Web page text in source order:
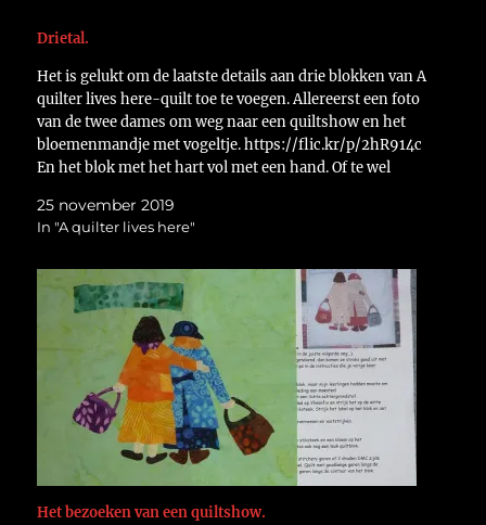
Drietal.
Het is gelukt om de laatste details aan drie blokken van A
quilter lives here-quilt toe te voegen. Allereerst een foto
van de twee dames om weg naar een quiltshow en het
bloemenmandje met vogeltje. https://flic.kr/p/2hR914c
En het blok met het hart vol met een hand. Of te wel
25 november 2019
In "A quilter lives here"
Het bezoeken van een quiltshow.